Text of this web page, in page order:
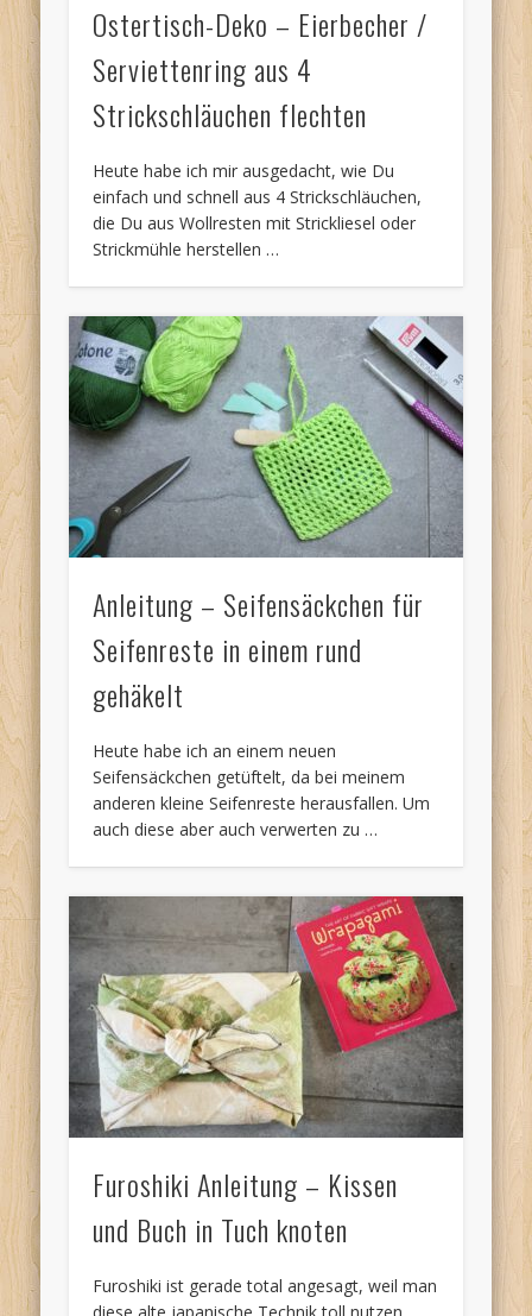
Ostertisch-Deko – Eierbecher /
Serviettenring aus 4
Strickschläuchen flechten
Heute habe ich mir ausgedacht, wie Du
einfach und schnell aus 4 Strickschläuchen,
die Du aus Wollresten mit Strickliesel oder
Strickmühle herstellen …
Anleitung – Seifensäckchen für
Seifenreste in einem rund
gehäkelt
Heute habe ich an einem neuen
Seifensäckchen getüftelt, da bei meinem
anderen kleine Seifenreste herausfallen. Um
auch diese aber auch verwerten zu …
Furoshiki Anleitung – Kissen
und Buch in Tuch knoten
Furoshiki ist gerade total angesagt, weil man